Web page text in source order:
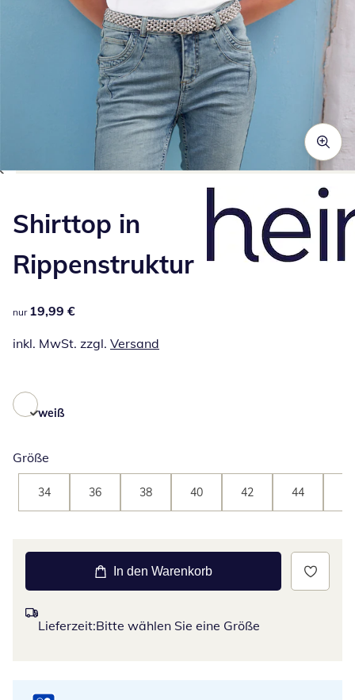
Shirttop in
Rippenstruktur
19,99 €
nur 19,99 €
inkl. MwSt. zzgl. Versand
weiß
Größe
34 36 38 40 42 44
In den Warenkorb
Lieferzeit:Bitte wählen Sie eine Größe